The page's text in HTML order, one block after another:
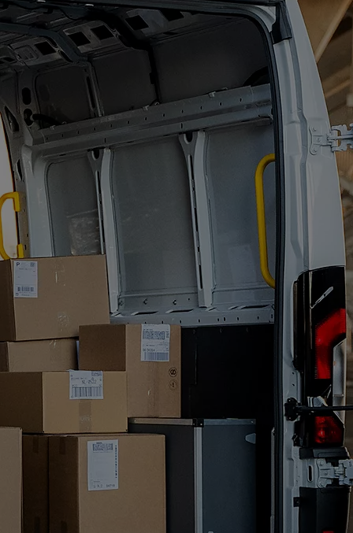
Finanzierungsleasing
Mit Finanzierungsleasing können Sie die Bezahlung Ihres Fuhrparks und Firmenfahrzeugs individuell
gestalten. Sie kennen den Endwert Ihres Fahrzeugs und können es am Vertragsende kaufen oder zurückgeben.